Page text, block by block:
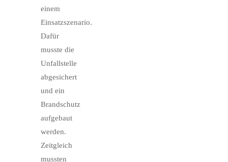
einem
Einsatzszenario.
Dafür
musste die
Unfallstelle
abgesichert
und ein
Brandschutz
aufgebaut
werden.
Zeitgleich
mussten